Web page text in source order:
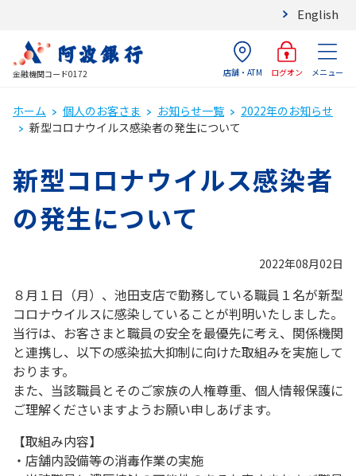
English
金融機関コード0172 店舗・ATM ログオン メニュー
ホーム 個人のお客さま お知らせ一覧
2022年のお知らせ
新型コロナウイルス感染者の発生について
新型コロナウイルス感染者
の発生について
2022年08月02日
８月１日（月）、池田支店で勤務している職員１名が新型
コロナウイルスに感染していることが判明いたしました。
当行は、お客さまと職員の安全を最優先に考え、関係機関
と連携し、以下の感染拡大抑制に向けた取組みを実施して
おります。
また、当該職員とそのご家族の人権尊重、個人情報保護に
ご理解くださいますようお願い申しあげます。
【取組み内容】
・店舗内設備等の消毒作業の実施